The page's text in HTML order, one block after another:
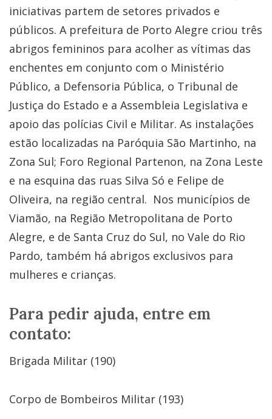
iniciativas partem de setores privados e
públicos. A prefeitura de Porto Alegre criou três
abrigos femininos para acolher as vítimas das
enchentes em conjunto com o Ministério
Público, a Defensoria Pública, o Tribunal de
Justiça do Estado e a Assembleia Legislativa e
apoio das polícias Civil e Militar. As instalações
estão localizadas na Paróquia São Martinho, na
Zona Sul; Foro Regional Partenon, na Zona Leste
e na esquina das ruas Silva Só e Felipe de
Oliveira, na região central. Nos municípios de
Viamão, na Região Metropolitana de Porto
Alegre, e de Santa Cruz do Sul, no Vale do Rio
Pardo, também há abrigos exclusivos para
mulheres e crianças.
Para pedir ajuda, entre em
contato:
Brigada Militar (190)
Corpo de Bombeiros Militar (193)